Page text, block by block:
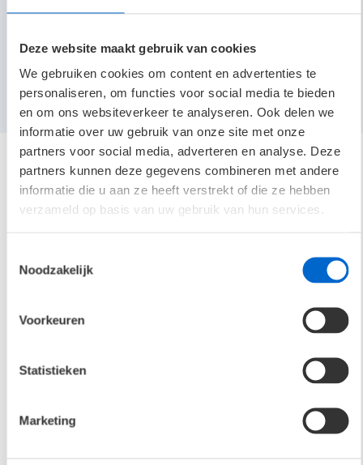
Deze website maakt gebruik van cookies
We gebruiken cookies om content en advertenties te
personaliseren, om functies voor social media te bieden
en om ons websiteverkeer te analyseren. Ook delen we
informatie over uw gebruik van onze site met onze
partners voor social media, adverteren en analyse. Deze
partners kunnen deze gegevens combineren met andere
informatie die u aan ze heeft verstrekt of die ze hebben
verzameld op basis van uw gebruik van hun services.
Noodzakelijk
Voorkeuren
Statistieken
Marketing
vandaag keuzes kunt maken die uw gebouwen voorbereiden
verlichting méér kan zijn dan alleen licht.